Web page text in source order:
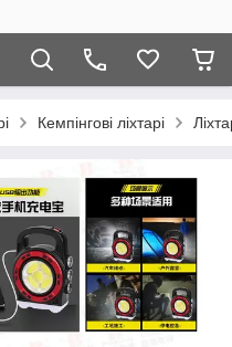
Кемпінгові ліхтарі